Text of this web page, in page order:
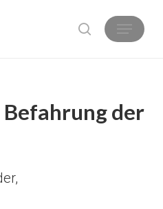
search
Menu
der